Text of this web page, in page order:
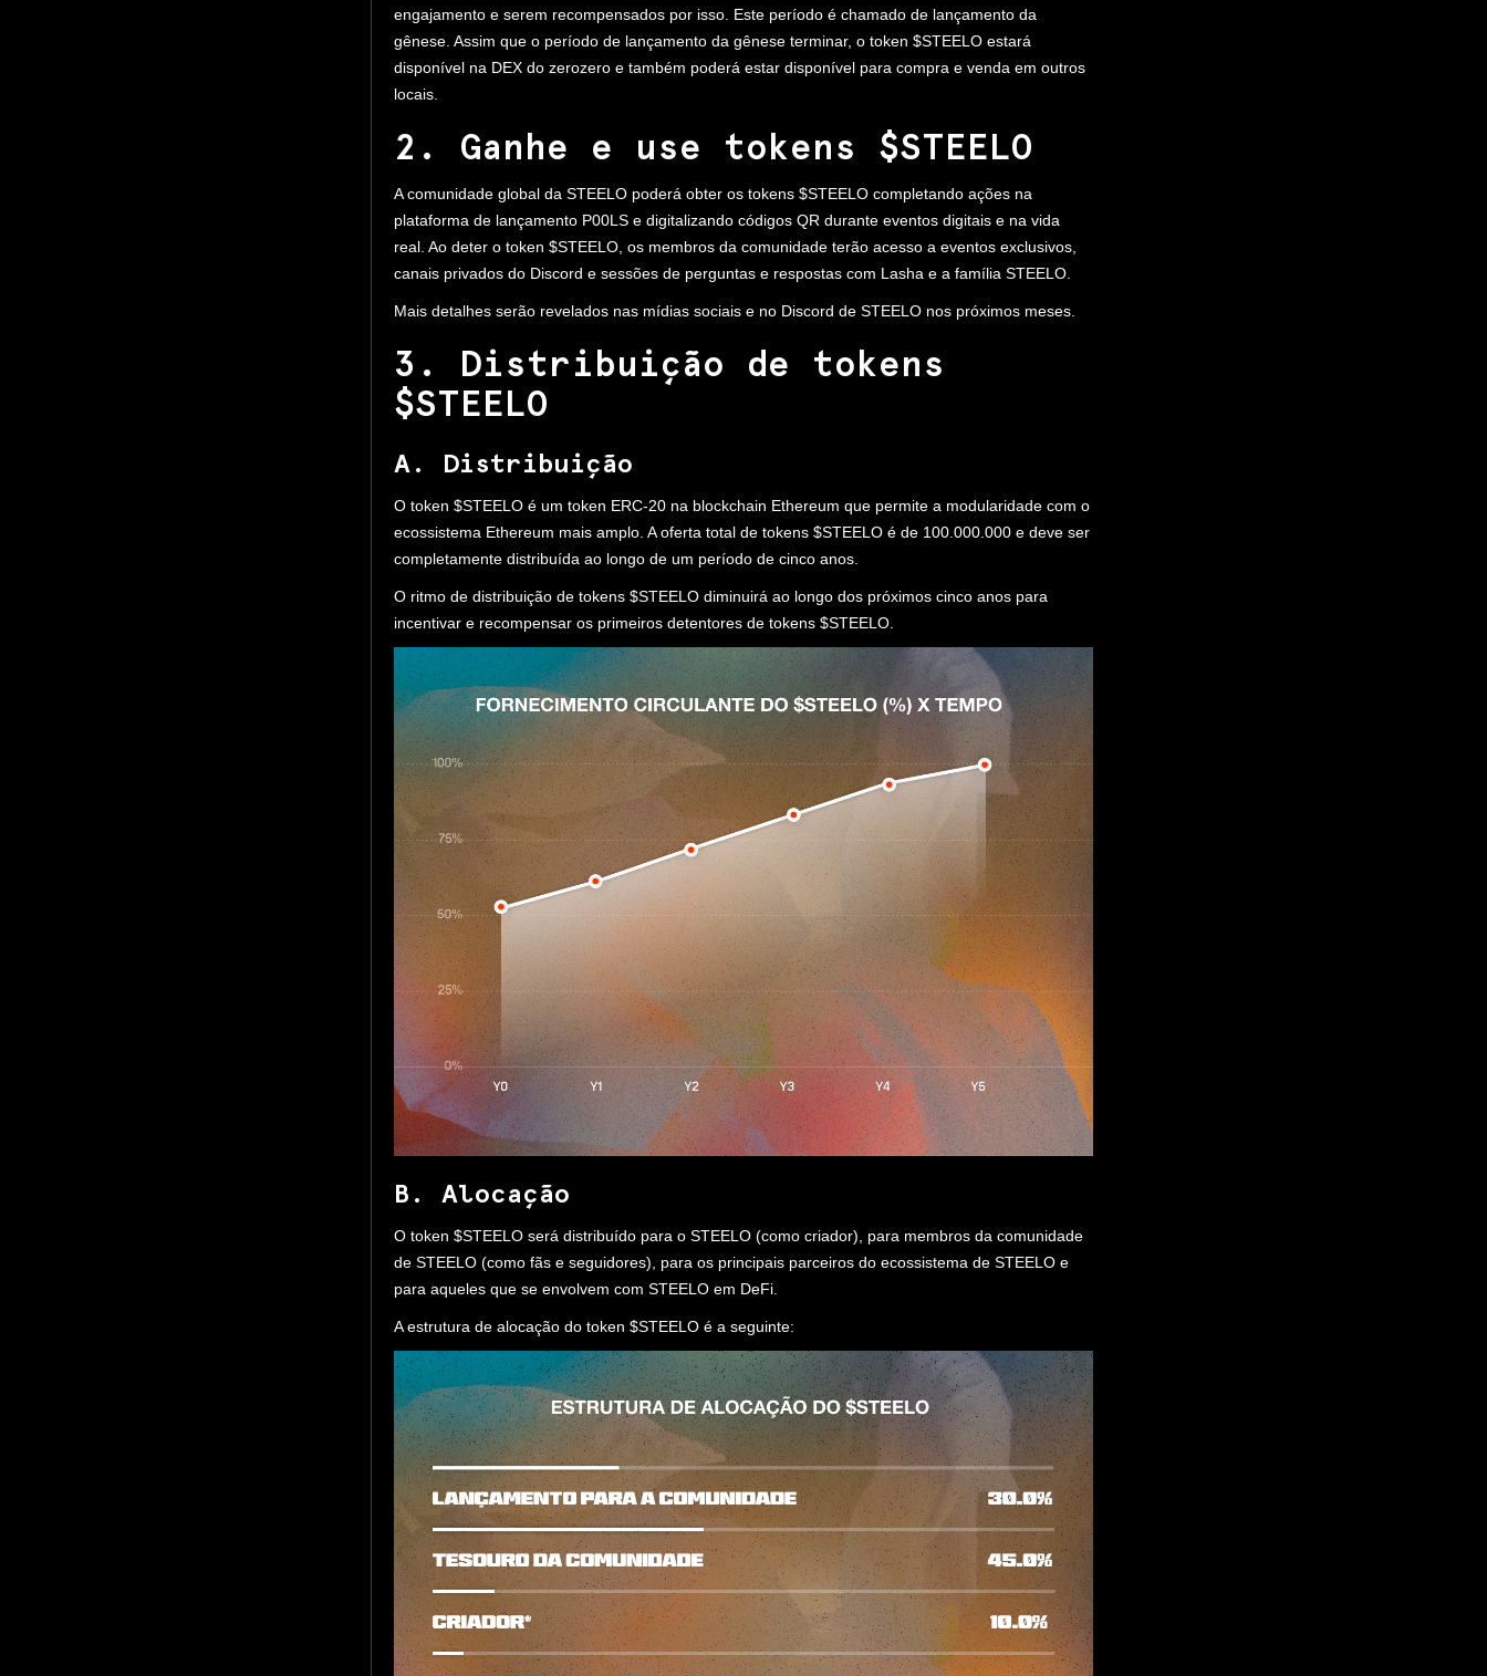
engajamento e serem recompensados por isso. Este período é chamado de lançamento da
gênese. Assim que o período de lançamento da gênese terminar, o token $STEELO estará
disponível na DEX do zerozero e também poderá estar disponível para compra e venda em outros
locais.
2. Ganhe e use tokens $STEELO
A comunidade global da STEELO poderá obter os tokens $STEELO completando ações na
plataforma de lançamento P00LS e digitalizando códigos QR durante eventos digitais e na vida
real. Ao deter o token $STEELO, os membros da comunidade terão acesso a eventos exclusivos,
canais privados do Discord e sessões de perguntas e respostas com Lasha e a família STEELO.
Mais detalhes serão revelados nas mídias sociais e no Discord de STEELO nos próximos meses.
3. Distribuição de tokens
$STEELO
A. Distribuição
O token $STEELO é um token ERC-20 na blockchain Ethereum que permite a modularidade com o
ecossistema Ethereum mais amplo. A oferta total de tokens $STEELO é de 100.000.000 e deve ser
completamente distribuída ao longo de um período de cinco anos.
O ritmo de distribuição de tokens $STEELO diminuirá ao longo dos próximos cinco anos para
incentivar e recompensar os primeiros detentores de tokens $STEELO.
B. Alocação
O token $STEELO será distribuído para o STEELO (como criador), para membros da comunidade
de STEELO (como fãs e seguidores), para os principais parceiros do ecossistema de STEELO e
para aqueles que se envolvem com STEELO em DeFi.
A estrutura de alocação do token $STEELO é a seguinte: